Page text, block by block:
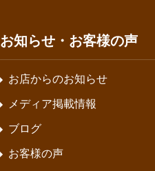
お知らせ・お客様の声
お店からのお知らせ
メディア掲載情報
ブログ
お客様の声